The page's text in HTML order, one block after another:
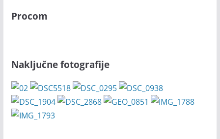
Procom
Naključne fotografije